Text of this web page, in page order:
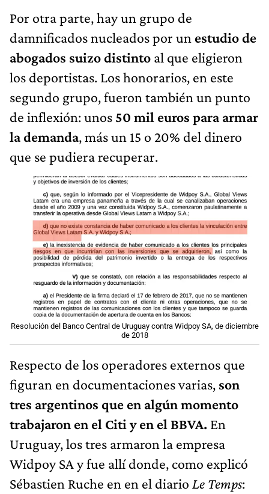
Por otra parte, hay un grupo de
damnificados nucleados por un estudio de
abogados suizo distinto al que eligieron
los deportistas. Los honorarios, en este
segundo grupo, fueron también un punto
de inflexión: unos 50 mil euros para armar
la demanda, más un 15 o 20% del dinero
que se pudiera recuperar.
Resolución del Banco Central de Uruguay contra Widpoy SA, de diciembre
de 2018
Respecto de los operadores externos que
figuran en documentaciones varias, son
tres argentinos que en algún momento
trabajaron en el Citi y en el BBVA. En
Uruguay, los tres armaron la empresa
Widpoy SA y fue allí donde, como explicó
Sébastien Ruche en en el diario Le Temps: